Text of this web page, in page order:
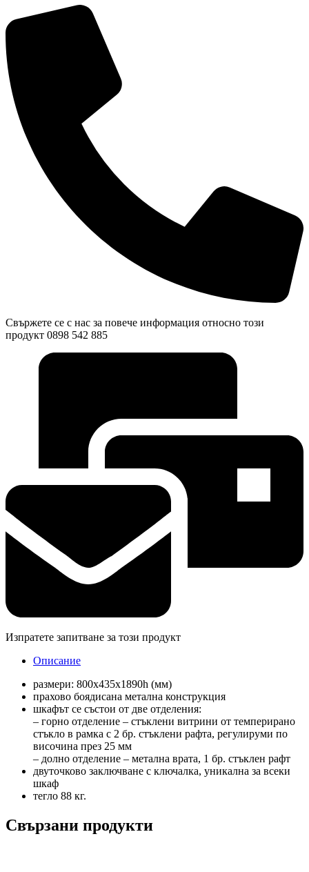
Свържете се с нас за повече информация относно този
продукт 0898 542 885
Изпратете запитване за този продукт
Описание
размери: 800х435х1890h (мм)
прахово боядисана метална конструкция
шкафът се състои от две отделения:
– горно отделение – стъклени витрини от темперирано
стъкло в рамка с 2 бр. стъклени рафта, регулируми по
височина през 25 мм
– долно отделение – метална врата, 1 бр. стъклен рафт
двуточково заключване с ключалка, уникална за всеки
шкаф
тегло 88 кг.
Свързани продукти